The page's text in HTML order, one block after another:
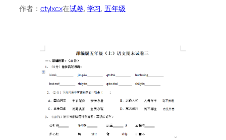
作者： ctylxcx在试卷, 学习, 五年级